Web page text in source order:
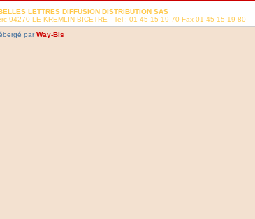
LETTRES DIFFUSION DISTRIBUTION SAS
94270 LE KREMLIN BICETRE - Tel : 01 45 15 19 70 Fax 01 45 15 19 80
parWay-Bis